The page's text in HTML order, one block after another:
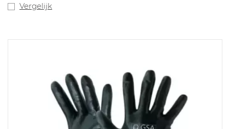
Vergelijk